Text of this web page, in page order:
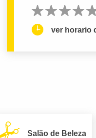
ver horario
Salão de Beleza